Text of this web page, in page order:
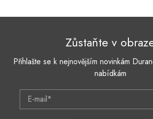
Zůstaňte v
Přihlašte se k nejnovějším novinkám
nabídkám
E-mail*